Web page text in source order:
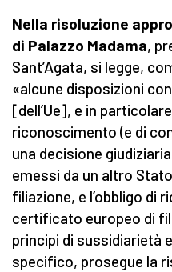
Nella risoluzione
di Palazzo Madama,
Sant’Agata, si legge,
«alcune disposizioni
[dell’Ue], e in particolare
riconoscimento (e di
una decisione
emessi da un altro
filiazione, e l’obbligo di
certificato europeo di
principi di sussidiarietà
specifico, prosegue la